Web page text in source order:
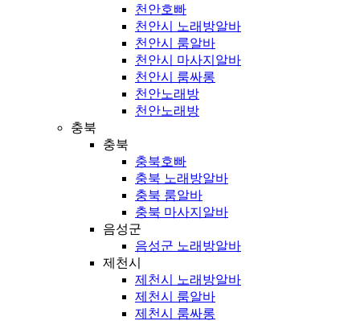
천안호빠
천안시 노래방알바
천안시 룸알바
천안시 마사지알바
천안시 룸싸롱
천안노래방
천안노래방
충북
충북
충북호빠
충북 노래방알바
충북 룸알바
충북 마사지알바
음성군
음성군 노래방알바
제천시
제천시 노래방알바
제천시 룸알바
제천시 룸싸롱